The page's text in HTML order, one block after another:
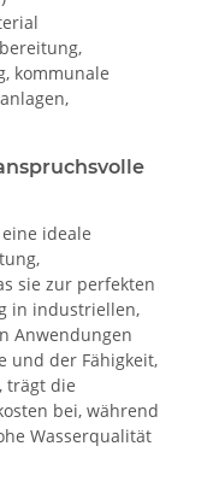
kommunale
ideale
sie zur perfekten
in industriellen,
Anwendungen
und der Fähigkeit,
trägt die
bei, während
Wasserqualität